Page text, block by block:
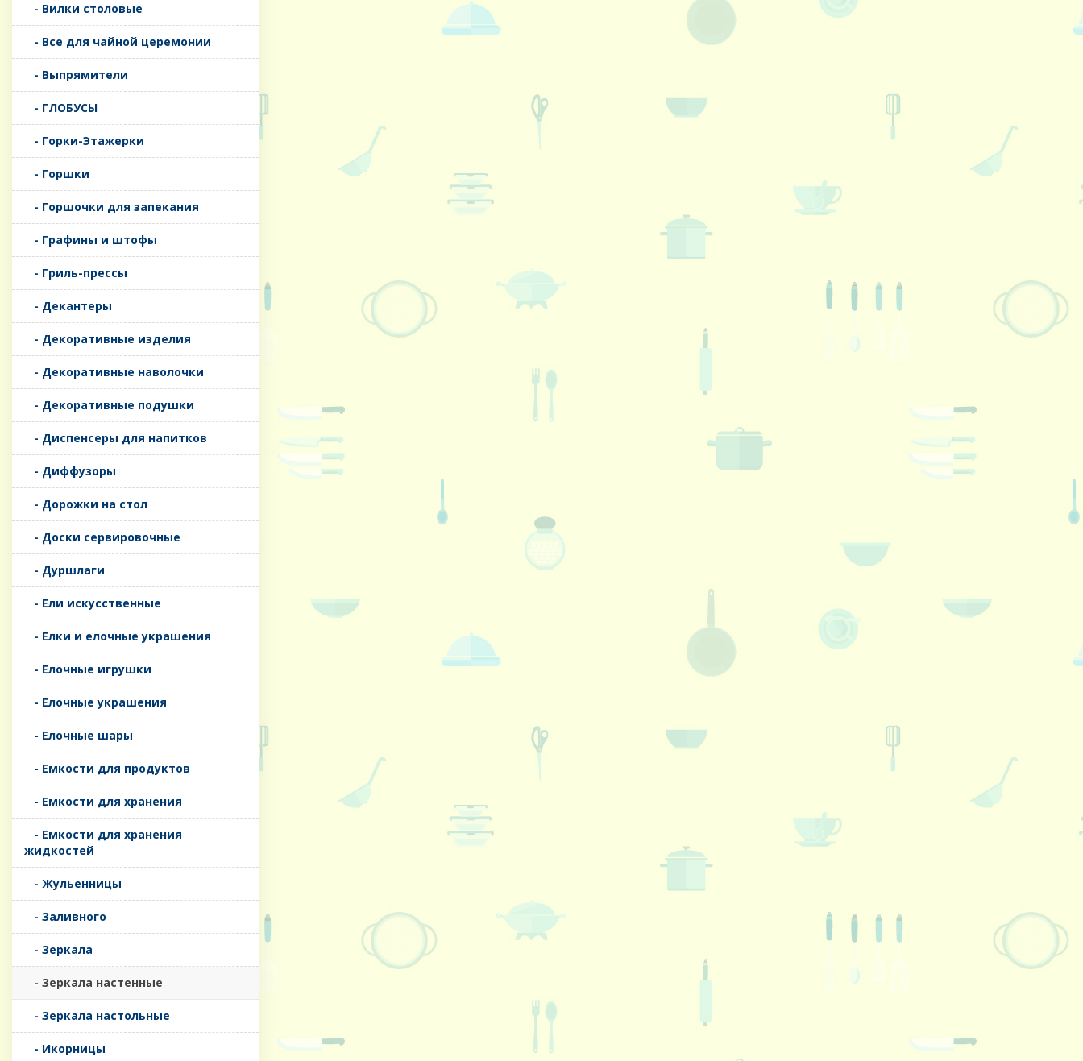
- Вилки столовые
- Все для чайной церемонии
- Выпрямители
- ГЛОБУСЫ
- Горки-Этажерки
- Горшки
- Горшочки для запекания
- Графины и штофы
- Гриль-прессы
- Декантеры
- Декоративные изделия
- Декоративные наволочки
- Декоративные подушки
- Диспенсеры для напитков
- Диффузоры
- Дорожки на стол
- Доски сервировочные
- Дуршлаги
- Ели искусственные
- Елки и елочные украшения
- Елочные игрушки
- Елочные украшения
- Елочные шары
- Емкости для продуктов
- Емкости для хранения
- Емкости для хранения
жидкостей
- Жульенницы
- Заливного
- Зеркала
- Зеркала настенные
- Зеркала настольные
- Икорницы